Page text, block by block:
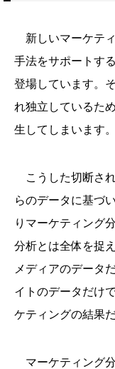
新しいマーケテ
手法をサポートす
登場しています。
れ独立しているた
生してしまいます。
こうした切断さ
らのデータに基づ
りマーケティング
分析とは全体を捉
メディアのデータ
イトのデータだけ
ケティングの結果
マーケティング分